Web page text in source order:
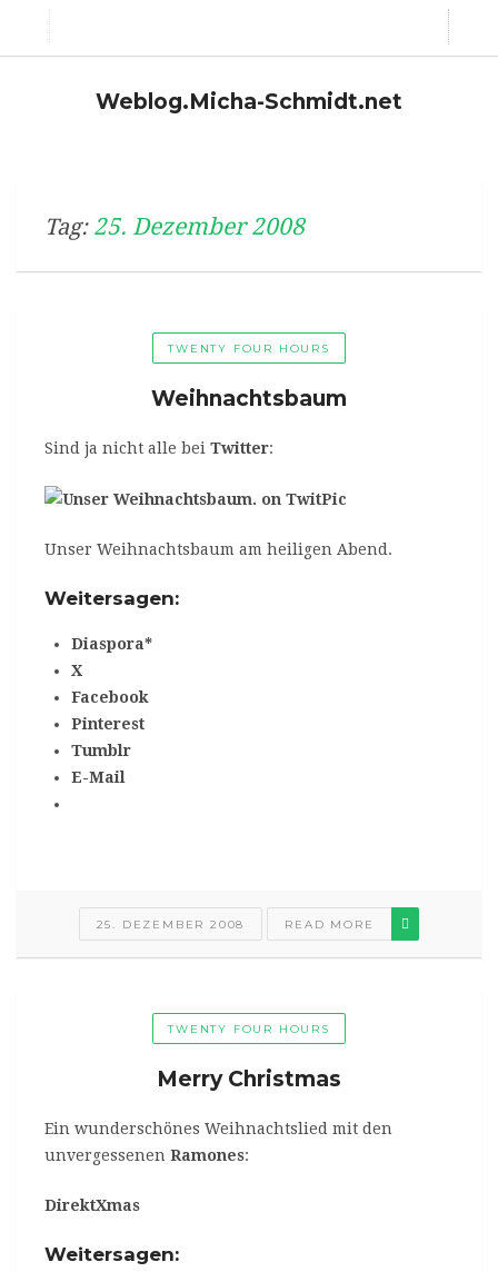
Weblog.Micha-Schmidt.net
Tag: 25. Dezember 2008
TWENTY FOUR HOURS
Weihnachtsbaum
Sind ja nicht alle bei Twitter:
Unser Weihnachtsbaum am heiligen Abend.
Weitersagen:
Diaspora*
X
Facebook
Pinterest
Tumblr
E-Mail
25. DEZEMBER 2008 READ MORE
TWENTY FOUR HOURS
Merry Christmas
Ein wunderschönes Weihnachtslied mit den
unvergessenen Ramones:
DirektXmas
Weitersagen: